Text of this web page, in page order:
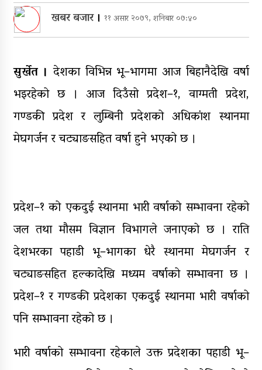
सञ्चालनमा, शुल्कदर यस्तो छ…
पुन: एमाले-नेकपा सहकार्यमा, प्रदेशको
आठ लाख २१ हजार घुससहित सिँचाइ
डिभिजन सर्लाहीका प्रमुख र अधिकृत
पक्राउ
घरमाथि पहिरो खस्दा ३ वर्षीय बालकको
मृत्यु, दुई घाइते
खबर बजार। ११ असार २०७९, शनिबार ०७:४०
सुर्खेत । देशका विभिन्न भू–भागमा आज बिहानैदेखि वर्षा
भइरहेको छ । आज दिउँसो प्रदेश–१, वाग्मती प्रदेश,
गण्डकी प्रदेश र लुम्बिनी प्रदेशको अधिकांश स्थानमा
मेघगर्जन र चट्याङसहित वर्षा हुने भएको छ ।
प्रदेश–१ को एकदुई स्थानमा भारी वर्षाको सम्भावना रहेको
जल तथा मौसम विज्ञान विभागले जनाएको छ । राति
देशभरका पहाडी भू–भागका धेरै स्थानमा मेघगर्जन र
चट्याङसहित हल्कादेखि मध्यम वर्षाको सम्भावना छ ।
प्रदेश–१ र गण्डकी प्रदेशका एकदुई स्थानमा भारी वर्षाको
पनि सम्भावना रहेको छ ।
भारी वर्षाको सम्भावना रहेकाले उक्त प्रदेशका पहाडी भू–